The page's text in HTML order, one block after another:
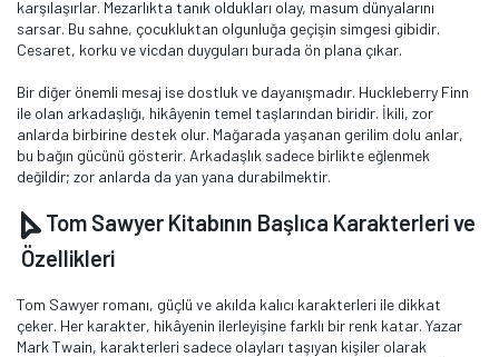
karşılaşırlar. Mezarlıkta tanık oldukları olay, masum dünyalarını
sarsar. Bu sahne, çocukluktan olgunluğa geçişin simgesi gibidir.
Cesaret, korku ve vicdan duyguları burada ön plana çıkar.
Bir diğer önemli mesaj ise dostluk ve dayanışmadır. Huckleberry Finn
ile olan arkadaşlığı, hikâyenin temel taşlarından biridir. İkili, zor
anlarda birbirine destek olur. Mağarada yaşanan gerilim dolu anlar,
bu bağın gücünü gösterir. Arkadaşlık sadece birlikte eğlenmek
değildir; zor anlarda da yan yana durabilmektir.
Tom Sawyer Kitabının Başlıca Karakterleri ve
Özellikleri
Tom Sawyer romanı, güçlü ve akılda kalıcı karakterleri ile dikkat
çeker. Her karakter, hikâyenin ilerleyişine farklı bir renk katar. Yazar
Mark Twain, karakterleri sadece olayları taşıyan kişiler olarak